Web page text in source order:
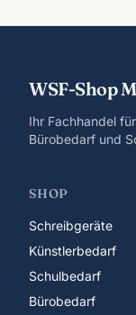
WSF-Shop
Ihr Fachhandel
Bürobedarf und
SHOP
Schreibgeräte
Künstlerbedarf
Schulbedarf
Bürobedarf